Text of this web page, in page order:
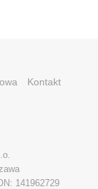
Kontakt
141962729